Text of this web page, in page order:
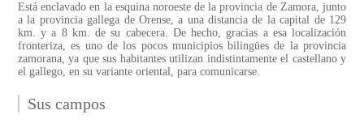
Está enclavado en la esquina noroeste de la provincia de Zamora, junto
a la provincia gallega de Orense, a una distancia de la capital de 129
km. y a 8 km. de su cabecera. De hecho, gracias a esa localización
fronteriza, es uno de los pocos municipios bilingües de la provincia
zamorana, ya que sus habitantes utilizan indistintamente el castellano y
el gallego, en su variante oriental, para comunicarse.
Sus campos